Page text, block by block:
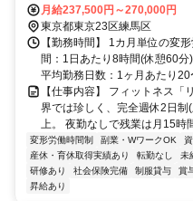
月給237,500円～270,000円
東京都東京23区練馬区
【勤務時間】 1カ月単位の変
間：1日あたり8時間(休憩60
平均勤務日数：1ヶ月あたり
【仕事内容】 フィットネス
界では珍しく、完全週休2日
上。 夜勤なしで残業は月15時
変形労働時間制 副業・WワークOK
産休・育休取得実績あり
転勤なし 未
研修あり
社会保険完備 制服貸与 賞
昇給あり